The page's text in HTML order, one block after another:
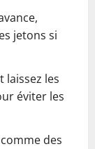
jetons si
laissez les
éviter les
des